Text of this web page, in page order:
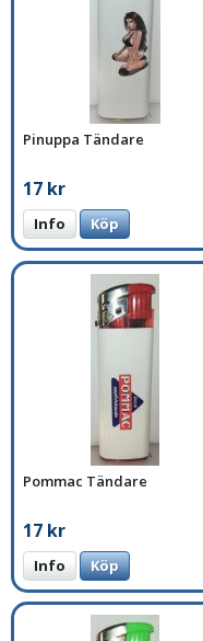
Pinuppa Tändare
17 kr
Info Köp
Pommac Tändare
17 kr
Info Köp